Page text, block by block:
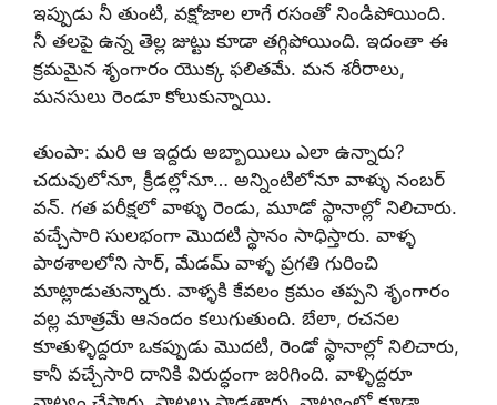
ఇప్పుడు నీ తుంటి, వక్షోజాల లాగే రసంతో నిండిపోయింది.
నీ తలపై ఉన్న తెల్ల జుట్టు కూడా తగ్గిపోయింది. ఇదంతా ఈ
క్రమమైన శృంగారం యొక్క ఫలితమే. మన శరీరాలు,
మనసులు రెండూ కోలుకున్నాయి.
తుంపా: మరి ఆ ఇద్దరు అబ్బాయిలు ఎలా ఉన్నారు?
చదువులోనూ, క్రీడల్లోనూ… అన్నింటిలోనూ వాళ్ళు నంబర్
వన్. గత పరీక్షలో వాళ్ళు రెండు, మూడో స్థానాల్లో నిలిచారు.
వచ్చేసారి సులభంగా మొదటి స్థానం సాధిస్తారు. వాళ్ళ
పాఠశాలలోని సార్, మేడమ్ వాళ్ళ ప్రగతి గురించి
మాట్లాడుతున్నారు. వాళ్ళకి కేవలం క్రమం తప్పని శృంగారం
వల్ల మాత్రమే ఆనందం కలుగుతుంది. బేలా, రచనల
కూతుళ్ళిద్దరూ ఒకప్పుడు మొదటి, రెండో స్థానాల్లో నిలిచారు,
కానీ వచ్చేసారి దానికి విరుద్ధంగా జరిగింది. వాళ్ళిద్దరూ